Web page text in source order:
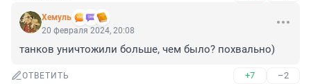
Xемуль
20 февраля 2024, 20:08
танков уничтожили больше, чем было? похвально)
ОТВЕТИТЬ +7 –2